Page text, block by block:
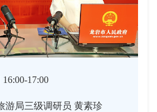
17:00
游局三级调研员 黄素珍